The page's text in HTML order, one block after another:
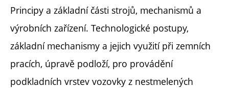
Principy a základní části strojů, mechanismů a
výrobních zařízení. Technologické postupy,
základní mechanismy a jejich využití při zemních
pracích, úpravě podloží, pro provádění
podkladních vrstev vozovky z nestmelených